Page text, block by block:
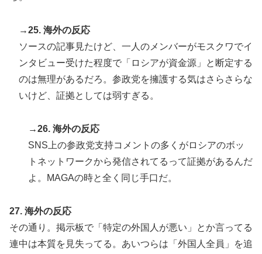
→25. 海外の反応
ソースの記事見たけど、一人のメンバーがモスクワでイ
ンタビュー受けた程度で「ロシアが資金源」と断定する
のは無理があるだろ。参政党を擁護する気はさらさらな
いけど、証拠としては弱すぎる。
→26. 海外の反応
SNS上の参政党支持コメントの多くがロシアのボッ
トネットワークから発信されてるって証拠があるんだ
よ。MAGAの時と全く同じ手口だ。
27. 海外の反応
その通り。掲示板で「特定の外国人が悪い」とか言ってる
連中は本質を見失ってる。あいつらは「外国人全員」を追